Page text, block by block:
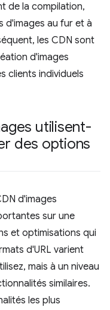
de la compilation,
d'images au fur et à
les CDN sont
d'images
clients individuels
utilisent-
des options
d'images
sur une
et optimisations qui
d'URL varient
mais à un niveau
similaires.
les plus